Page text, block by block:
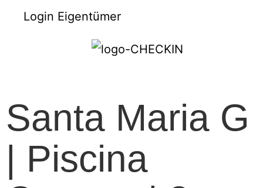
Login Eigentümer
Santa Maria G
| Piscina